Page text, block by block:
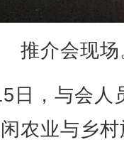
推介会现
，与会人
农业与乡